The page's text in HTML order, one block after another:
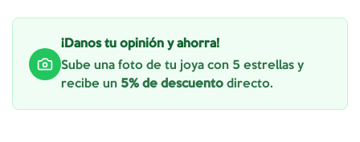
¡Danos tu opinión y ahorra!
Sube una foto de tu joya con 5 estrellas y
recibe un 5% de descuento directo.